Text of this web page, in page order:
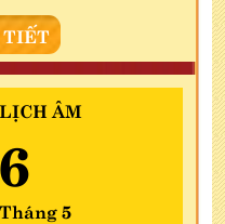
TIẾT
LỊCH ÂM
6
Tháng 5